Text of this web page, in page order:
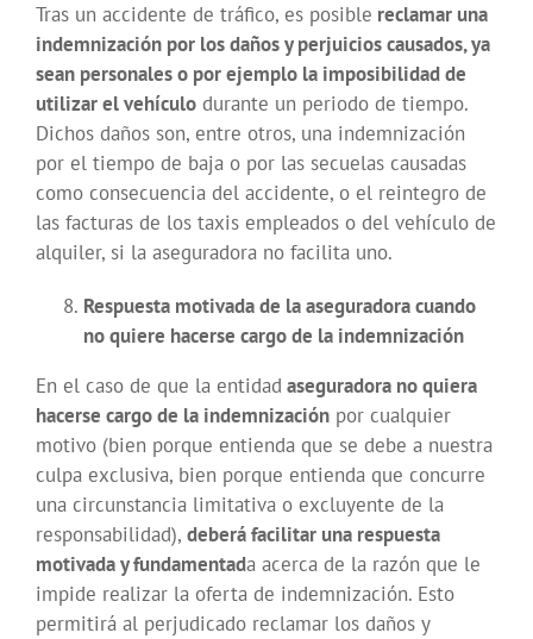
Tras un accidente de tráfico, es posible reclamar una
indemnización por los daños y perjuicios causados, ya
sean personales o por ejemplo la imposibilidad de
utilizar el vehículo durante un periodo de tiempo.
Dichos daños son, entre otros, una indemnización
por el tiempo de baja o por las secuelas causadas
como consecuencia del accidente, o el reintegro de
las facturas de los taxis empleados o del vehículo de
alquiler, si la aseguradora no facilita uno.
Respuesta motivada de la aseguradora cuando
no quiere hacerse cargo de la indemnización
En el caso de que la entidad aseguradora no quiera
hacerse cargo de la indemnización por cualquier
motivo (bien porque entienda que se debe a nuestra
culpa exclusiva, bien porque entienda que concurre
una circunstancia limitativa o excluyente de la
responsabilidad), deberá facilitar una respuesta
motivada y fundamentada acerca de la razón que le
impide realizar la oferta de indemnización. Esto
permitirá al perjudicado reclamar los daños y